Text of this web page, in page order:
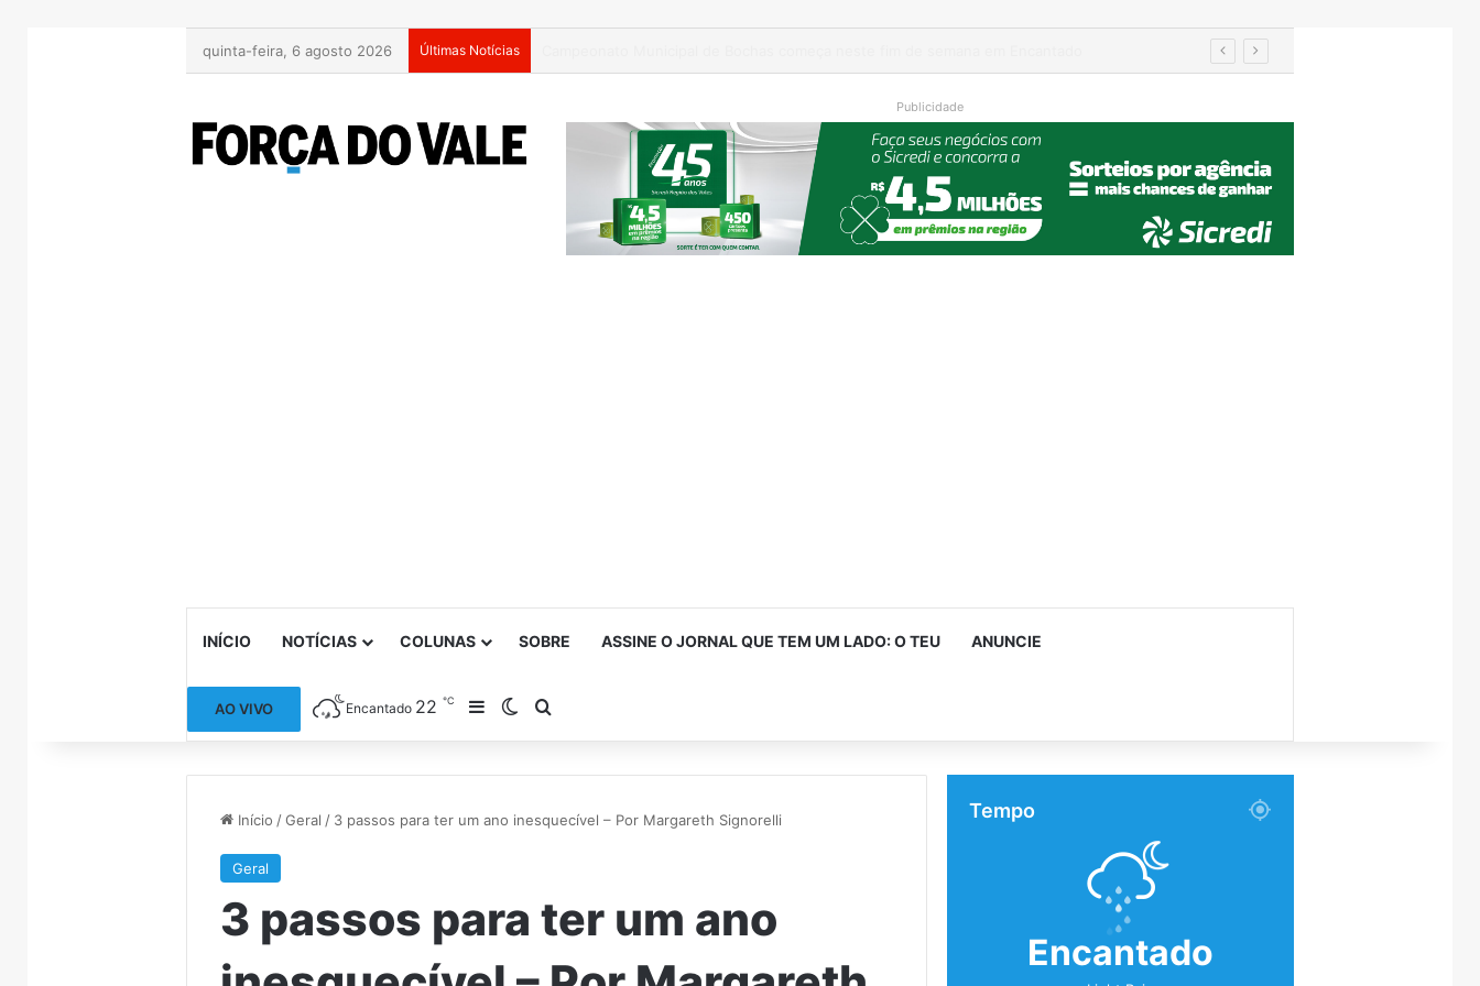
quinta-feira, 6 agosto 2026 Últimas Notícias
Publicidade
INÍCIO NOTÍCIAS COLUNAS SOBRE ASSINE O JORNAL QUE TEM UM LADO: O TEU ANUNCIE
AO VIVO Encantado 22℃ Barra Lateral
Switch skin
Início / Geral / 3 passos para ter um ano inesquecível – Por Margareth Signorelli
Geral
3 passos para ter um ano
Tempo
Encantado